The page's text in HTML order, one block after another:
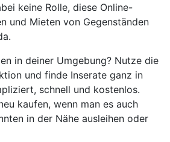
keine Rolle, diese Online-
und Mieten von Gegenständen
in deiner Umgebung? Nutze die
und finde Inserate ganz in
schnell und kostenlos.
kaufen, wenn man es auch
in der Nähe ausleihen oder